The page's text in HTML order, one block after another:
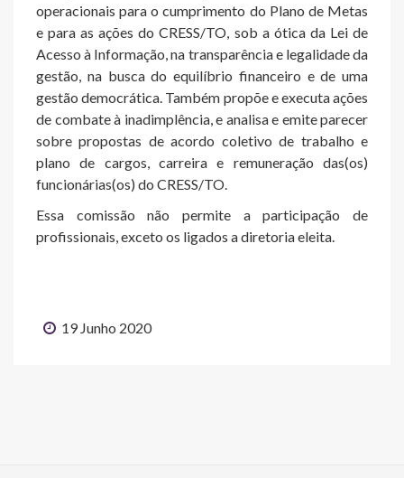
operacionais para o cumprimento do Plano de Metas
e para as ações do CRESS/TO, sob a ótica da Lei de
Acesso à Informação, na transparência e legalidade da
gestão, na busca do equilíbrio financeiro e de uma
gestão democrática. Também propõe e executa ações
de combate à inadimplência, e analisa e emite parecer
sobre propostas de acordo coletivo de trabalho e
plano de cargos, carreira e remuneração das(os)
funcionárias(os) do CRESS/TO.
Essa comissão não permite a participação de
profissionais, exceto os ligados a diretoria eleita.
19 Junho 2020